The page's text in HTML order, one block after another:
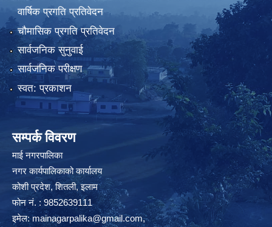
वार्षिक प्रगति प्रतिवेदन
चौमासिक प्रगति प्रतिवेदन
सार्वजनिक सुनुवाई
सार्वजनिक परीक्षण
स्वत: प्रकाशन
सम्पर्क विवरण
माई नगरपालिका
नगर कार्यपालिकाको कार्यालय
कोशी प्रदेश, शितली, इलाम
फोन नं. : 9852639111
इमेल:mainagarpalika@gmail.com,